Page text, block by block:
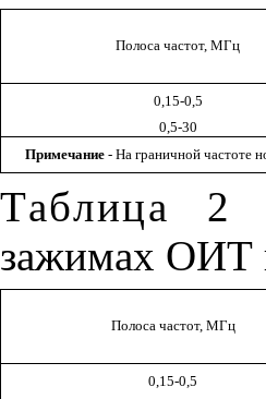
Полоса частот, МГц
0,15-0,5
0,5-30
Примечание - На граничной частоте
Таблица 2
зажимах ОИТ
Полоса частот, МГц
0,15-0,5